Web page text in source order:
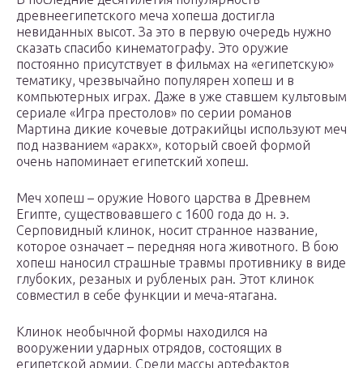
древнеегипетского меча хопеша достигла
невиданных высот. За это в первую очередь нужно
сказать спасибо кинематографу. Это оружие
постоянно присутствует в фильмах на «египетскую»
тематику, чрезвычайно популярен хопеш и в
компьютерных играх. Даже в уже ставшем культовым
сериале «Игра престолов» по серии романов
Мартина дикие кочевые дотракийцы используют меч
под названием «аракх», который своей формой
очень напоминает египетский хопеш.
Меч хопеш – оружие Нового царства в Древнем
Египте, существовавшего с 1600 года до н. э.
Серповидный клинок, носит странное название,
которое означает – передняя нога животного. В бою
хопеш наносил страшные травмы противнику в виде
глубоких, резаных и рубленых ран. Этот клинок
совместил в себе функции и меча-ятагана.
Клинок необычной формы находился на
вооружении ударных отрядов, состоящих в
египетской армии. Среди массы артефактов